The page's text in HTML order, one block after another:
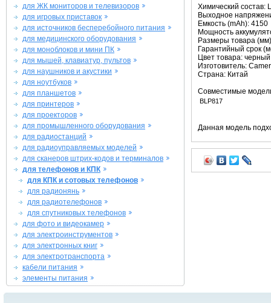
для ЖК мониторов и телевизоров
для игровых приставок
для источников бесперебойного питания
для медицинского оборудования
для моноблоков и мини ПК
для мышей, клавиатур, пультов
для наушников и акустики
для ноутбуков
для планшетов
для принтеров
для проекторов
для промышленного оборудования
для радиостанций
для радиоуправляемых моделей
для сканеров штрих-кодов и терминалов
для телефонов и КПК
для КПК и сотовых телефонов
для радионянь
для радиотелефонов
для спутниковых телефонов
для фото и видеокамер
для электроинструментов
для электронных книг
для электротранспорта
кабели питания
элементы питания
Химический состав:
Выходное
Емкость (mAh): 4150
Мощность
Размеры товара
Гарантийный срок
Цвет товара: черный
Изготовитель:
Страна: Китай
Совместимые
BLP817
Данная модель